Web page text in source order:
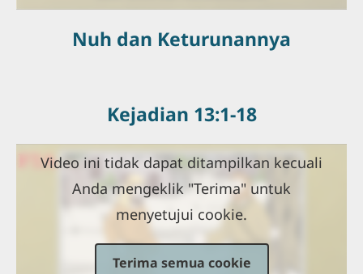
Nuh dan Keturunannya
Kejadian 13:1-18
Video ini tidak dapat ditampilkan kecuali
Anda mengeklik "Terima" untuk
menyetujui cookie.
Terima semua cookie